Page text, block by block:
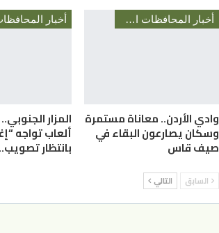
أخبار المحافظات الأردنية
وادي الأردن.. معاناة مستمرة
وسكان يصارعون البقاء في
صيف قاس
المزار
ألعاب تواجه
بانتظار
السابق التالي